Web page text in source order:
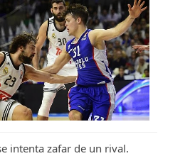
intenta zafar de un rival.